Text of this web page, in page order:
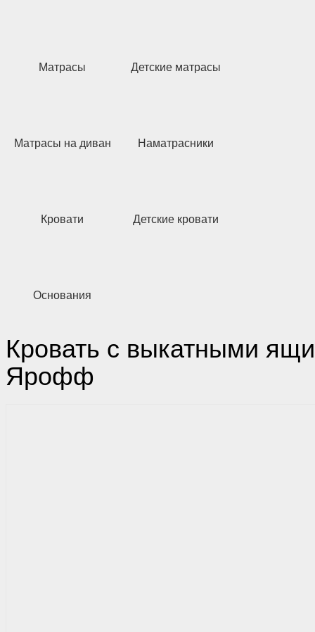
Матрасы Детские матрасы
Матрасы на диван Наматрасники
Кровати Детские кровати
Основания
Кровать с выкатными
Ярофф